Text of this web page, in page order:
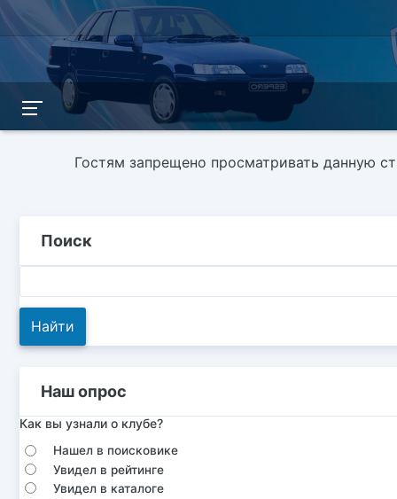
Гостям запрещено просматривать данную
Поиск
Наш опрос
Как вы узнали о клубе?
Нашел в поисковике
Увидел в рейтинге
Увидел в каталоге